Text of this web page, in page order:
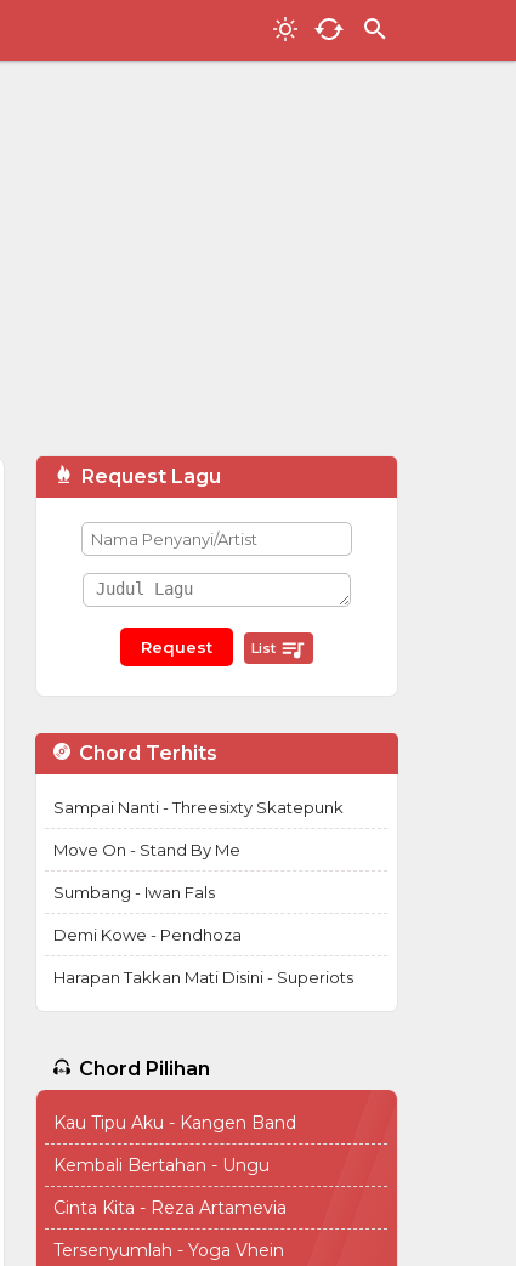
Request Lagu
List
Chord Terhits
Sampai Nanti - Threesixty Skatepunk
Move On - Stand By Me
Sumbang - Iwan Fals
Demi Kowe - Pendhoza
Harapan Takkan Mati Disini - Superiots
Chord Pilihan
Kau Tipu Aku - Kangen Band
Kembali Bertahan - Ungu
Cinta Kita - Reza Artamevia
Tersenyumlah - Yoga Vhein